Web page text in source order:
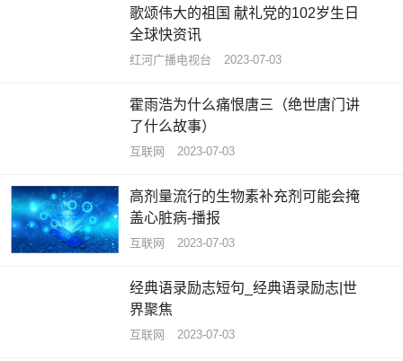
歌颂伟大的祖国 献礼党的102岁生日
全球快资讯
红河广播电视台 2023-07-03
霍雨浩为什么痛恨唐三（绝世唐门讲
了什么故事）
互联网 2023-07-03
高剂量流行的生物素补充剂可能会掩
盖心脏病-播报
互联网 2023-07-03
经典语录励志短句_经典语录励志|世
界聚焦
互联网 2023-07-03